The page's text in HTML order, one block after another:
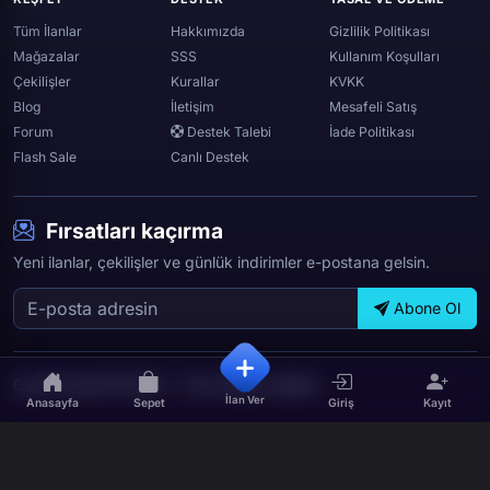
Spotify
Tüm İlanlar
Mağazalar
Çekilişler
Blog
Forum
Flash Sale
Hakkımızda
SSS
Kurallar
İletişim
Destek Talebi
Canlı Destek
Gizlilik Politikası
Kullanım Koşulları
KVKK
Mesafeli Satış
İade Politikası
Fırsatları kaçırma
Yeni ilanlar, çekilişler ve günlük indirimler e-postana gelsin.
Abone Ol
OyunTicareti © 2026 — Tüm hakları saklıdır.
Anasayfa Sepet İlan Ver Giriş Kayıt